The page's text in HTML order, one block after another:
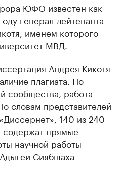
ЮФО известен как
генерал-лейтенанта
именем которого
МВД.
Андрея Кикотя
плагиата. По
сообщества, работа
словам представителей
140 из 240
содержат прямые
научной работы
Сиябшаха